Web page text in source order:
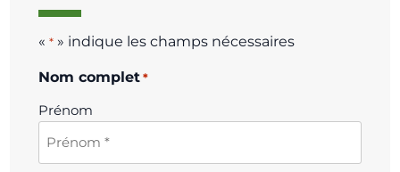
«* » indique les champs nécessaires
Nom complet *
Prénom